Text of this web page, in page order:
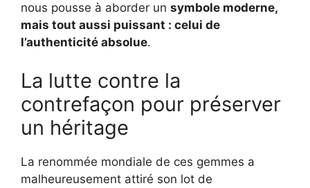
nous pousse à aborder un symbole moderne,
mais tout aussi puissant : celui de
l’authenticité absolue.
La lutte contre la
contrefaçon pour préserver
un héritage
La renommée mondiale de ces gemmes a
malheureusement attiré son lot de